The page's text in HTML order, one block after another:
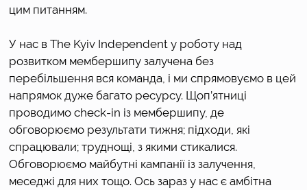
цим питанням.
У нас в The Kyiv Independent у роботу над
розвитком мембершипу залучена без
перебільшення вся команда, і ми спрямовуємо в цей
напрямок дуже багато ресурсу. Щоп’ятниці
проводимо check-in із мембершипу, де
обговорюємо результати тижня; підходи, які
спрацювали; труднощі, з якими стикалися.
Обговорюємо майбутні кампанії із залучення,
меседжі для них тощо. Ось зараз у нас є амбітна